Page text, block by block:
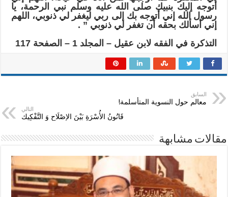
أتوجه إليك بنبيك صلى الله عليه وسلم نبي الرحمة، يا
رسول الله إني أتوجه بك إلى ربي ليغفر لي ذنوبي، اللهم
إني أسألك بحقه أن تغفر لي ذنوبي ” .
التذكرة في الفقه لابن عقيل – المجلد 1 – الصفحة 117
السابق
معالم حول النسوية المتأسلمة!
التالي
قَانُونُ الأُسْرَةِ بَيْنَ الإِصْلَاحِ وَ التَّفْكِيك
مقالات مشابهة